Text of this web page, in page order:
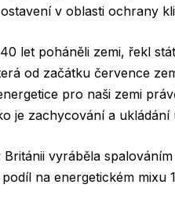
v oblasti ochrany
let poháněli zemi, řekl
od začátku července
pro naši zemi
je zachycování a ukládání
vyráběla
na energetickém mixu